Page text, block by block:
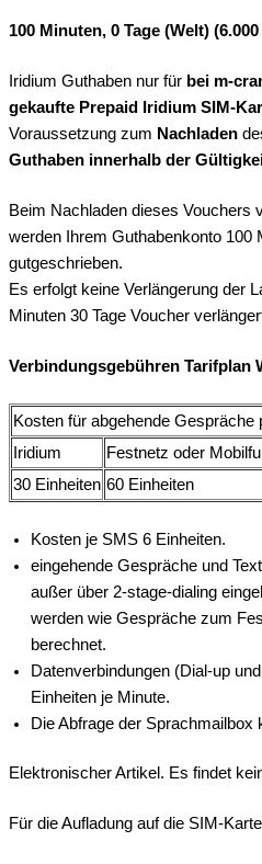
100 Minuten, 0 Tage (Welt)
Iridium Guthaben nur für bei m-
gekaufte Prepaid Iridium SIM-
Voraussetzung zum Nachladen
Guthaben innerhalb der
Beim Nachladen dieses Vouchers
werden Ihrem Guthabenkonto 100
gutgeschrieben.
Es erfolgt keine Verlängerung der
Minuten 30 Tage Voucher
Verbindungsgebühren Tarifplan
Kosten für abgehende Gespräche
Iridium
Festnetz oder
30 Einheiten 60 Einheiten
Kosten je SMS 6 Einheiten.
eingehende Gespräche und
außer über 2-stage-dialing
werden wie Gespräche zum
berechnet.
Datenverbindungen (Dial-up
Einheiten je Minute.
Die Abfrage der Sprachmailbox
Elektronischer Artikel. Es findet
Für die Aufladung auf die SIM-